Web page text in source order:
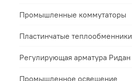
Промышленные коммутаторы
Пластинчатые теплообменники
Регулирующая арматура Ридан
Промышленное освещение